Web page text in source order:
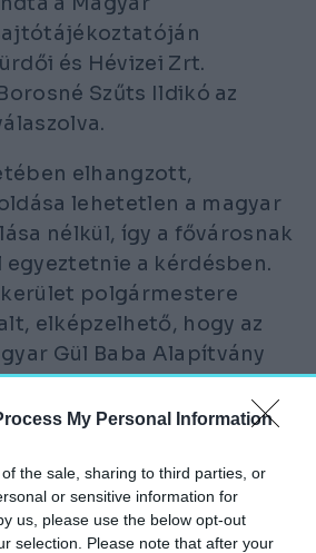
My Personal Information
the sale, sharing to third parties, or
or sensitive information for
us, please use the below opt-out
selection. Please note that after your
és Hévizei Zrt.
Szűts Ildikó az
elhangzott,
lehetetlen a magyar
nélkül, így a fővárosnak
a kérdésben.
kerület polgármestere
elképzelhető, hogy az
Gül Baba Alapítvány
elő a felújításhoz
forintot.
kerülhet majd a